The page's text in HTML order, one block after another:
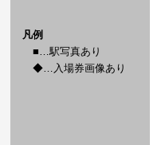
凡例
■…駅写真あり
◆…入場券画像あり